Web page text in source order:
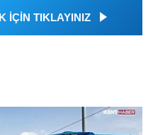
İÇİN TIKLAYINIZ